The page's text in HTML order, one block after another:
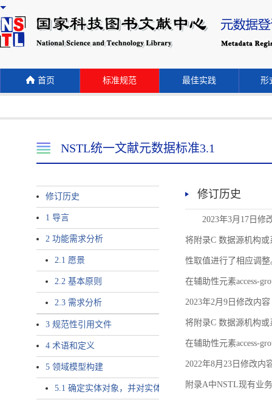
首页 标准规范 最佳实践 形
NSTL统一文献元数据标准3.1
修订历史
1 导言
2 功能需求分析
2.1 愿景
2.2 基本原则
2.3 需求分析
3 规范性引用文件
4 术语和定义
5 领域模型构建
5.1 确定实体对象，并对实体对象命名
修订历史
2023年3月17日修
将附录C 数据源机构或
性取值进行了相应调整
在辅助性元素access-
2023年2月9日修改内容
将附录C 数据源机构或
在辅助性元素access-
2022年8月23日修改内
附录A中NSTL现有业